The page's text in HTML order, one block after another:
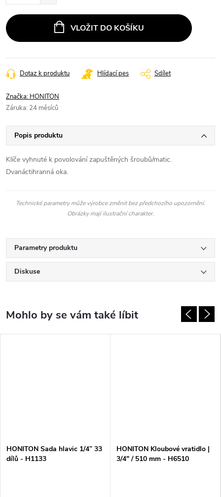
VLOŽIT DO KOŠÍKU
Dotaz k produktu Hlídací pes Sdílet
Značka: HONITON
Záruka: 24 měsíců
Popis produktu
Klíče vyhnuté k povolování zapuštěných šroubů/matic.
Dvanáctihranná oka.
Technické parametry může výrobce změnit bez předchozího upozornění.
Obrázky mají ilustrační charakter.
Parametry produktu
Diskuse
HONITON Sada hlavic 1/4” 33
dílů - H1133
HONITON Kloubové vratidlo |
3/4" / 510 mm - H6510